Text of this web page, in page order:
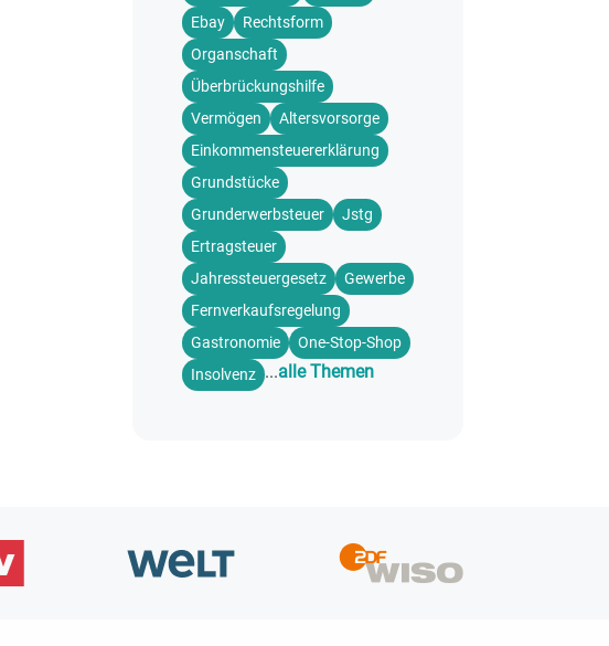
Ebay
Rechtsform
Organschaft
Überbrückungshilfe
Vermögen
Altersvorsorge
Einkommensteuererklärung
Grundstücke
Grunderwerbsteuer
Jstg
Ertragsteuer
Jahressteuergesetz
Gewerbe
Fernverkaufsregelung
Gastronomie
One-Stop-Shop
Insolvenz ...alle Themen